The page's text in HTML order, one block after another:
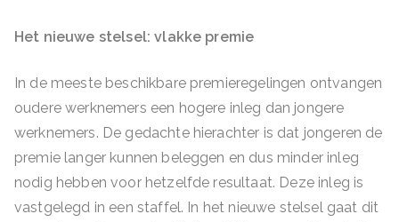
Het nieuwe stelsel: vlakke premie
In de meeste beschikbare premieregelingen ontvangen
oudere werknemers een hogere inleg dan jongere
werknemers. De gedachte hierachter is dat jongeren de
premie langer kunnen beleggen en dus minder inleg
nodig hebben voor hetzelfde resultaat. Deze inleg is
vastgelegd in een staffel. In het nieuwe stelsel gaat dit